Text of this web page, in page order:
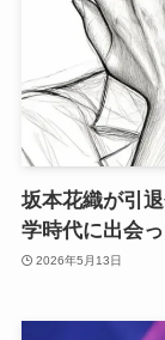
坂本花織が引
学時代に出会
2026年5月13日